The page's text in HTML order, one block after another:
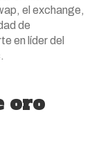
el exchange,
de
en líder del
oro